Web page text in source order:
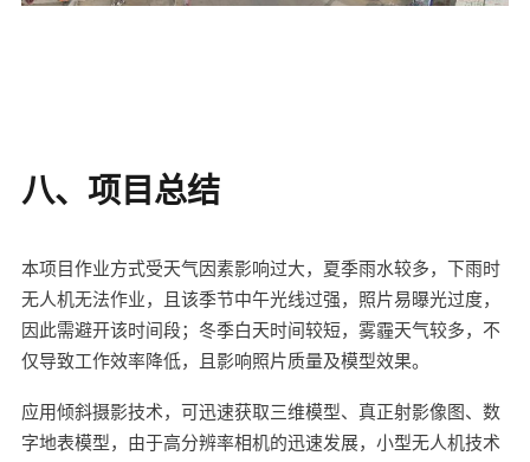
八、项目总结
本项目作业方式受天气因素影响过大，夏季雨水较多，下雨时
无人机无法作业，且该季节中午光线过强，照片易曝光过度，
因此需避开该时间段；冬季白天时间较短，雾霾天气较多，不
仅导致工作效率降低，且影响照片质量及模型效果。
应用倾斜摄影技术，可迅速获取三维模型、真正射影像图、数
字地表模型，由于高分辨率相机的迅速发展，小型无人机技术